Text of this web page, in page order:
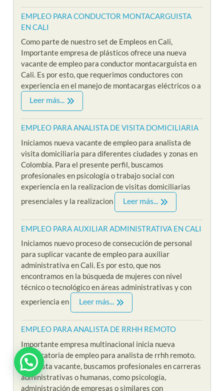
EMPLEO PARA CONDUCTOR MONTACARGUISTA
EN CALI
Como parte de nuestro set de Empleos en Cali,
Importante empresa de plásticos ofrece una nueva
vacante de empleo para conductor montacarguista en
Cali. Es por esto, que requerimos conductores con
experiencia en el manejo de montacargas eléctricos o a
Leer más...
EMPLEO PARA ANALISTA DE VISITA DOMICILIARIA
Iniciamos nueva vacante de empleo para analista de
visita domiciliaria para diferentes ciudades y zonas en
Colombia. Para el presente perfil, buscamos
profesionales en psicología o trabajo social con
experiencia en la realizacion de visitas domiciliarias
presenciales y la realizacion
Leer más...
EMPLEO PARA AUXILIAR ADMINISTRATIVA EN CALI
Iniciamos nuevo proceso de consecución de personal
para suplicar vacante de empleo para auxiliar
administrativa en Cali. Es por esto, que nos
encontramos en la búsqueda de mujeres con nivel
técnico o tecnológico en áreas administrativas y con
experiencia en
Leer más...
EMPLEO PARA ANALISTA DE RRHH REMOTO
Importante empresa multinacional inicia nueva
convocatoria de empleo para analista de rrhh remoto.
Para esta vacante, buscamos profesionales en carreras
administrativas o humanas, como psicología,
administración de empresas o similares con